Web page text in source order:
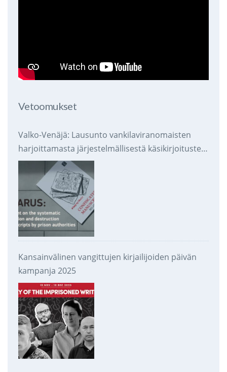
Vetoomukset
Valko-Venäjä: Lausunto vankilaviranomaisten
harjoittamasta järjestelmällisestä käsikirjoitusten
takavarikoinnista ja tuhoamisesta
Kansainvälinen vangittujen kirjailijoiden päivän
kampanja 2025